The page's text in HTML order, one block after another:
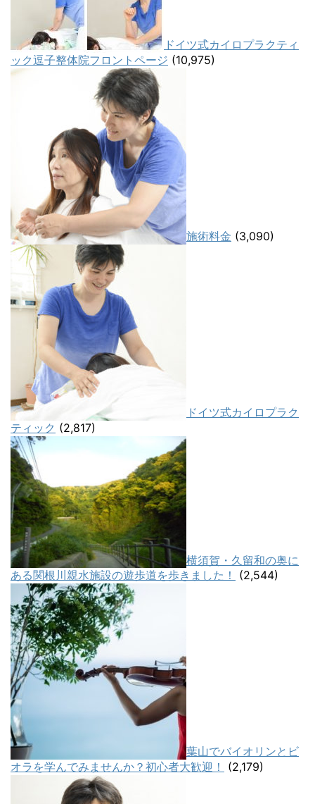
ドイツ式カイロプラクティ
ック逗子整体院フロントページ (10,975)
施術料金 (3,090)
ドイツ式カイロプラク
ティック (2,817)
横須賀・久留和の奥に
ある関根川親水施設の遊歩道を歩きました！
(2,544)
葉山でバイオリンとビ
オラを学んでみませんか？初心者大歓迎！
(2,179)